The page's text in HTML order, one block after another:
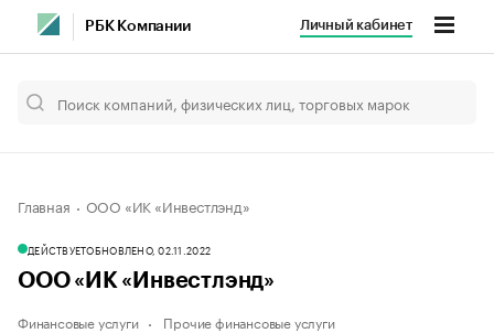
РБК Компании Личный кабинет
Главная ООО «ИК «Инвестлэнд»
ДЕЙСТВУЕТОБНОВЛЕНО, 02.11.2022
ООО «ИК «Инвестлэнд»
Финансовые услуги Прочие финансовые услуги